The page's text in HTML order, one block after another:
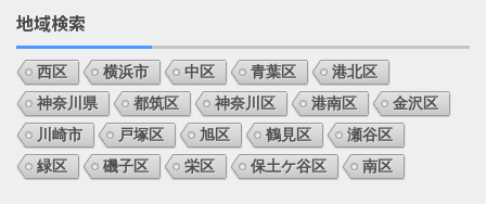
地域検索
西区 横浜市 中区 青葉区
港北区
神奈川県
都筑区 神奈川区 港南区
金沢区
川崎市
戸塚区 旭区 鶴見区
瀬谷区
緑区
磯子区 栄区 保土ケ谷区 南区